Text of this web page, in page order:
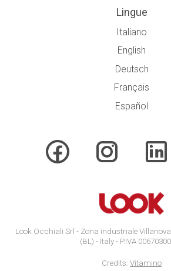
Lingue
Italiano
English
Deutsch
Français
Español
Look Occhiali Srl - Zona industriale
(BL) - Italy - P.IVA
Credits: Vitamino